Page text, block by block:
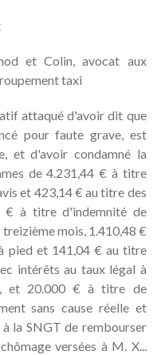
et Colin, avocat aux
taxi
attaqué d'avoir dit que
pour faute grave, est
et d'avoir condamné la
de 4.231,44 € à titre
et 423,14 € au titre des
€ à titre d'indemnité de
mois, 1.410,48 €
pied et 141,04 € au titre
intérêts au taux légal à
et 20.000 € à titre de
sans cause réelle et
la SNGT de rembourser
versées à M. X...